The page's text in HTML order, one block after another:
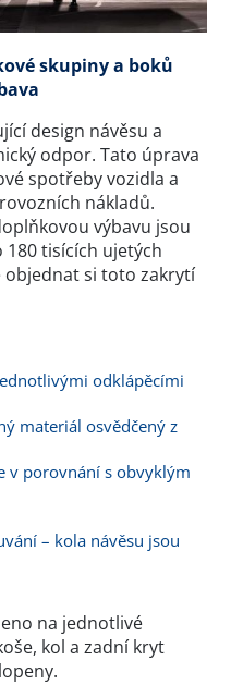
skupiny a boků
design návěsu a
odpor. Tato úprava
spotřeby vozidla a
nákladů.
výbavu jsou
tisících ujetých
objednat si toto zakrytí
odklápěcími
materiál osvědčený z
v porovnání s obvyklým
– kola návěsu jsou
na jednotlivé
kol a zadní kryt